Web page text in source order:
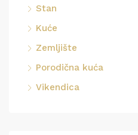
Stan
Kuće
Zemljište
Porodična kuća
Vikendica